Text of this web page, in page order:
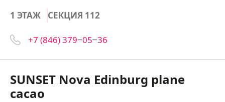
1 ЭТАЖ СЕКЦИЯ 112
+7 (846) 379‒05‒36
SUNSET Nova Edinburg plane
cacao